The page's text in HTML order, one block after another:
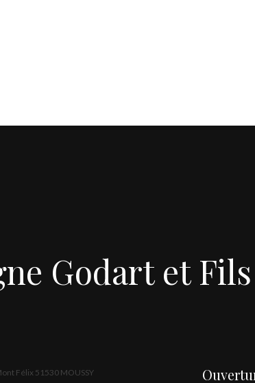
Godart et Fils
Félix 51530 MOUSSY